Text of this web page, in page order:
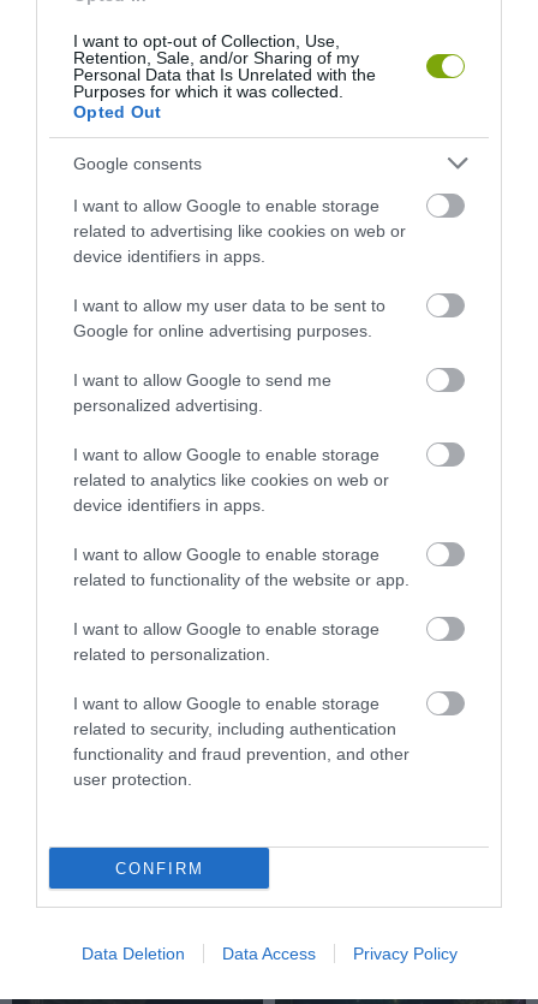
I want to opt-out of Collection, Use,
Retention, Sale, and/or Sharing of my
Personal Data that Is Unrelated with the
Purposes for which it was collected.
Opted Out
Google consents
I want to allow Google to enable storage
related to advertising like cookies on web or
device identifiers in apps.
I want to allow my user data to be sent to
Google for online advertising purposes.
I want to allow Google to send me
personalized advertising.
I want to allow Google to enable storage
related to analytics like cookies on web or
device identifiers in apps.
I want to allow Google to enable storage
related to functionality of the website or app.
I want to allow Google to enable storage
related to personalization.
I want to allow Google to enable storage
related to security, including authentication
functionality and fraud prevention, and other
user protection.
CONFIRM
Data Deletion Data Access Privacy Policy
ALATTA A TERMÉSZETTEL?
2026-08-03
NEM CSAK A RITKASÁGOK
PILLANGÓK CSENDES
ELTŰNÉSE A NAGYOBB
2026-08-03
NEVEZTEK MEG, ÉS A FÖLD
MEGINT FINOMAN JELEZTE:
KORAI MÉG MINDENTUDÓNAK
HINNI MAGUNKAT
LAPULT EGY KARDFOGÚ
MACSKA LELETE – AZTÁN
VALAKI VÉGRE RÁNÉZETT